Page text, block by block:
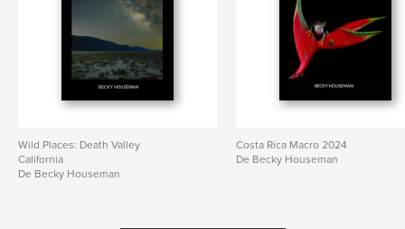
Wild Places: Death Valley
California
De Becky Houseman
Costa Rica Macro 2024
De Becky Houseman